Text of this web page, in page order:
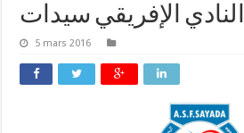
النادي الإفريقي سيدات
5 mars 2016